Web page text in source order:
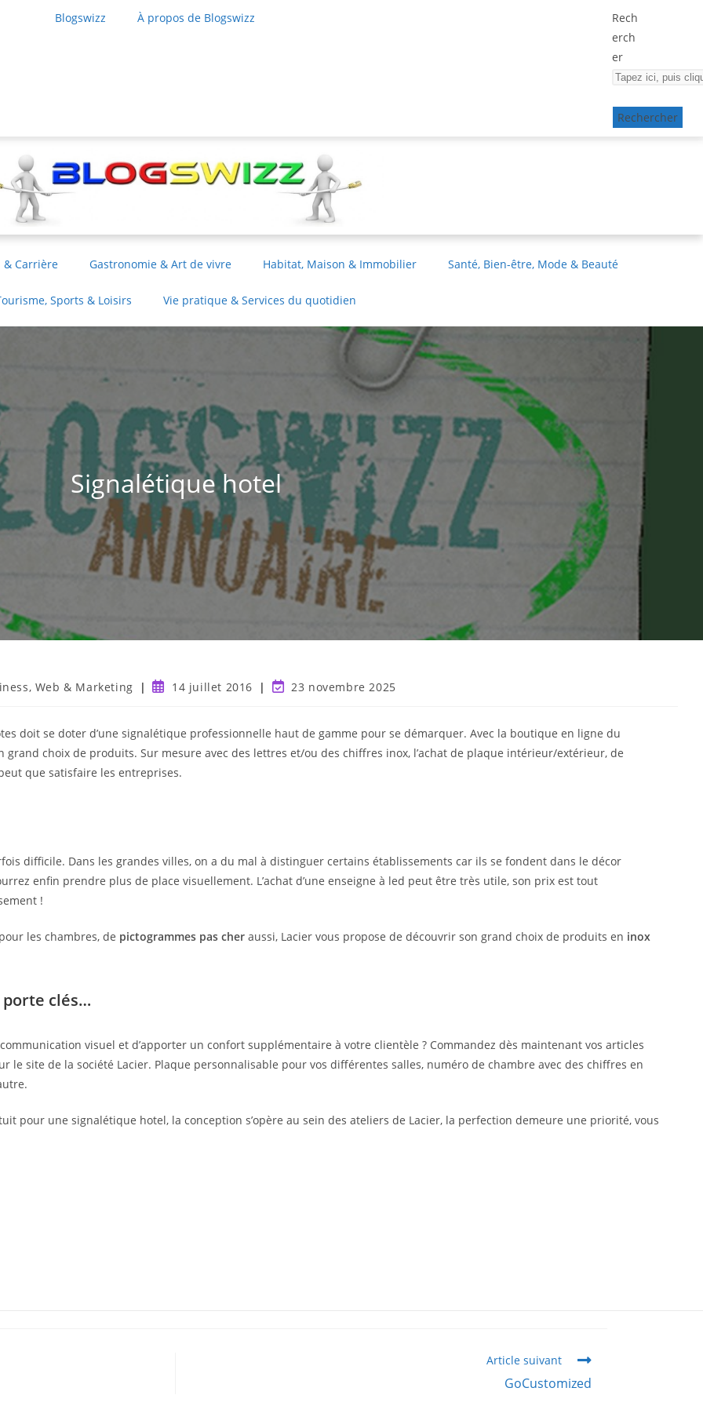
Blogswizz À propos de Blogswizz
Rech
erch
er
Rechercher
& Carrière Gastronomie & Art de vivre Habitat, Maison & Immobilier Santé, Bien-être, Mode & Beauté
Sports & Loisirs Vie pratique & Services du quotidien
Signalétique hotel
Web & Marketing 14 juillet 2016 23 novembre 2025
doit se doter d’une signalétique professionnelle haut de gamme pour se démarquer. Avec la boutique en ligne du
grand choix de produits. Sur mesure avec des lettres et/ou des chiffres inox, l’achat de plaque intérieur/extérieur, de
que satisfaire les entreprises.
difficile. Dans les grandes villes, on a du mal à distinguer certains établissements car ils se fondent dans le décor
enfin prendre plus de place visuellement. L’achat d’une enseigne à led peut être très utile, son prix est tout
!
les chambres, de pictogrammes pas cher aussi, Lacier vous propose de découvrir son grand choix de produits en inox
clés…
visuel et d’apporter un confort supplémentaire à votre clientèle ? Commandez dès maintenant vos articles
le site de la société Lacier. Plaque personnalisable pour vos différentes salles, numéro de chambre avec des chiffres en
pour une signalétique hotel, la conception s’opère au sein des ateliers de Lacier, la perfection demeure une priorité, vous
Article suivant
GoCustomized